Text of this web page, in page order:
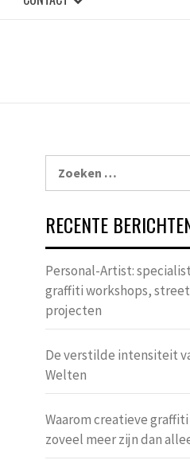
RECENTE
Personal-Artist:
graffiti workshops,
projecten
De verstilde intensiteit
Welten
Waarom creatieve
zoveel meer zijn dan